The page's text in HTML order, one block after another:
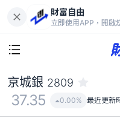
財富自由
立即使用APP，開啟
37.35
京城銀 2809
37.35 0.00% 最近更新